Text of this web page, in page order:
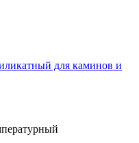
для каминов и